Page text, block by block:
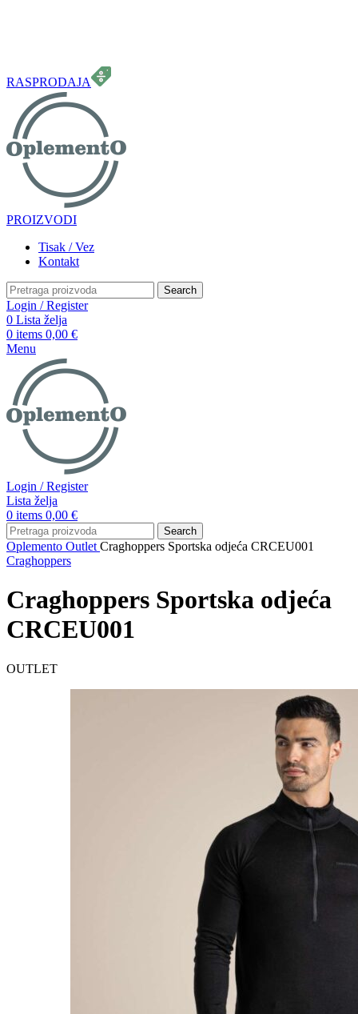
RASPRODAJA
PROIZVODI
Tisak / Vez
Kontakt
Search
Login / Register
0 Lista želja
0 items 0,00 €
Menu
Login / Register
Lista želja
0 items 0,00 €
Search
Oplemento Outlet Craghoppers Sportska odjeća CRCEU001
Craghoppers
Craghoppers Sportska odjeća
CRCEU001
OUTLET